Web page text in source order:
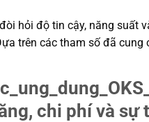
hỏi độ tin cậy, năng suất
trên các tham số đã cung
chi phí và